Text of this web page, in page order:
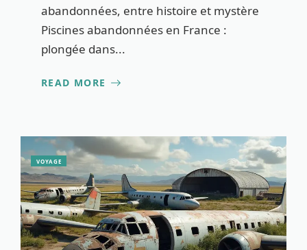
abandonnées, entre histoire et mystère
Piscines abandonnées en France :
plongée dans...
READ MORE
VOYAGE